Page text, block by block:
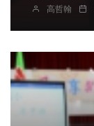
高哲翰